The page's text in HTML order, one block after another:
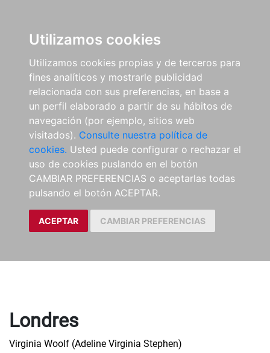
Utilizamos cookies
Utilizamos cookies propias y de terceros para
fines analíticos y mostrarle publicidad
relacionada con sus preferencias, en base a
un perfil elaborado a partir de su hábitos de
navegación (por ejemplo, sitios web
visitados). Consulte nuestra política de
cookies. Usted puede configurar o rechazar el
uso de cookies puslando en el botón
CAMBIAR PREFERENCIAS o aceptarlas todas
pulsando el botón ACEPTAR.
ACEPTAR CAMBIAR PREFERENCIAS
Londres
Virginia Woolf (Adeline Virginia Stephen)